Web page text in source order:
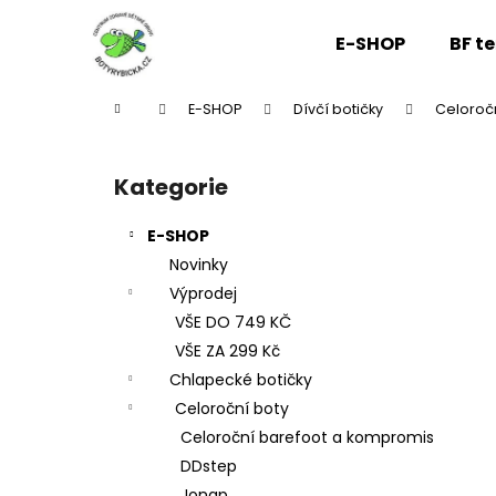
E-SHOP BF
Domů E-SHOP Dívčí botičky
Přeskočit
kategorie
Kategorie
E-SHOP
Novinky
Výprodej
VŠE DO 749 KČ
VŠE ZA 299 Kč
Chlapecké botičky
Celoroční boty
Celoroční barefoot a kompromis
DDstep
Zpět
Zpět